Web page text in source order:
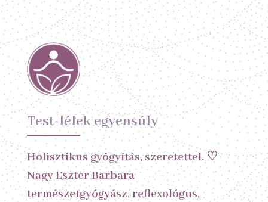
Test-lélek egyensúly
Holisztikus gyógyítás, szeretettel. ♡
Nagy Eszter Barbara
természetgyógyász, reflexológus,